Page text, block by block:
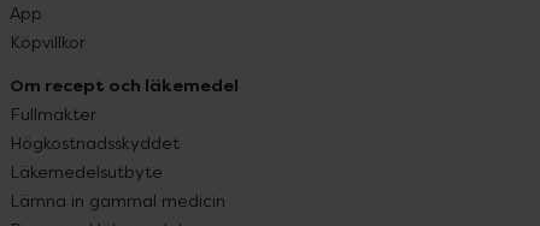
App
Köpvillkor
Om recept och läkemedel
Fullmakter
Högkostnadsskyddet
Läkemedelsutbyte
Lämna in gammal medicin